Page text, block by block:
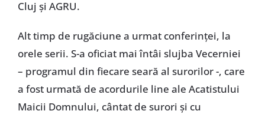
Cluj și AGRU.
Alt timp de rugăciune a urmat conferinței, la
orele serii. S-a oficiat mai întâi slujba Vecerniei
– programul din fiecare seară al surorilor -, care
a fost urmată de acordurile line ale Acatistului
Maicii Domnului, cântat de surori și cu